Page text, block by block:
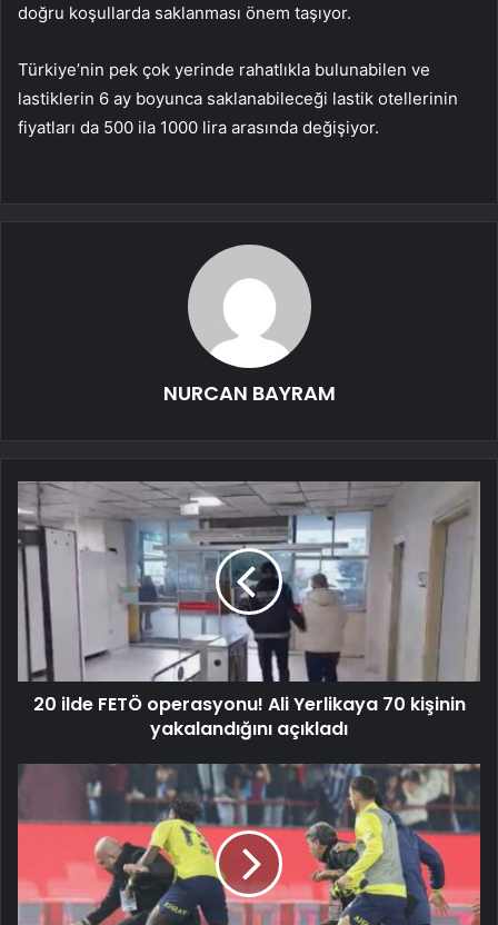
doğru koşullarda saklanması önem taşıyor.
Türkiye’nin pek çok yerinde rahatlıkla bulunabilen ve
lastiklerin 6 ay boyunca saklanabileceği lastik otellerinin
fiyatları da 500 ila 1000 lira arasında değişiyor.
NURCAN BAYRAM
20 ilde FETÖ operasyonu! Ali Yerlikaya 70 kişinin
yakalandığını açıkladı